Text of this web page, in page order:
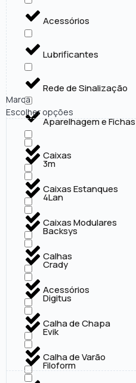
Acessórios
Lubrificantes
Rede de Sinalização
Aparelhagem e Fichas
Caixas
Caixas Estanques
Caixas Modulares
Calhas
Acessórios
Calha de Chapa
Calha de Varão
Marca
Escolher opções
3m
4Lan
Backsys
Crady
Digitus
Evik
Filoform